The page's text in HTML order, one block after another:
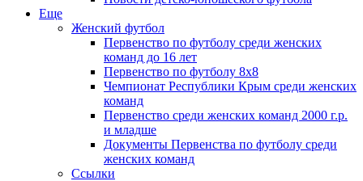
Еще
Женский футбол
Первенство по футболу среди женских
команд до 16 лет
Первенство по футболу 8х8
Чемпионат Республики Крым среди женских
команд
Первенство среди женских команд 2000 г.р.
и младше
Документы Первенства по футболу среди
женских команд
Ссылки